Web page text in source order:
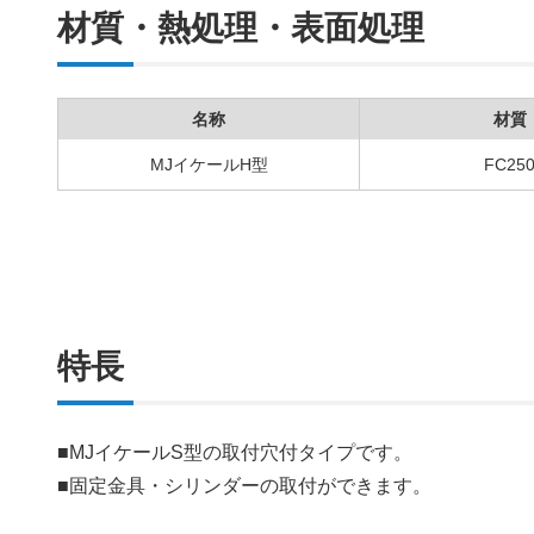
材質・熱処理・表面処理
名称 材質
MJイケールH型 FC250
特長
■MJイケールS型の取付穴付タイプです。
■固定金具・シリンダーの取付ができます。